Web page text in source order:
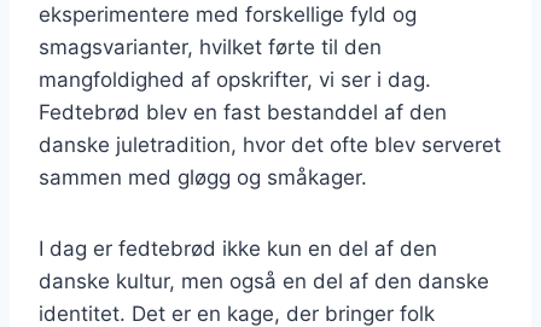
eksperimentere med forskellige fyld og
smagsvarianter, hvilket førte til den
mangfoldighed af opskrifter, vi ser i dag.
Fedtebrød blev en fast bestanddel af den
danske juletradition, hvor det ofte blev serveret
sammen med gløgg og småkager.
I dag er fedtebrød ikke kun en del af den
danske kultur, men også en del af den danske
identitet. Det er en kage, der bringer folk